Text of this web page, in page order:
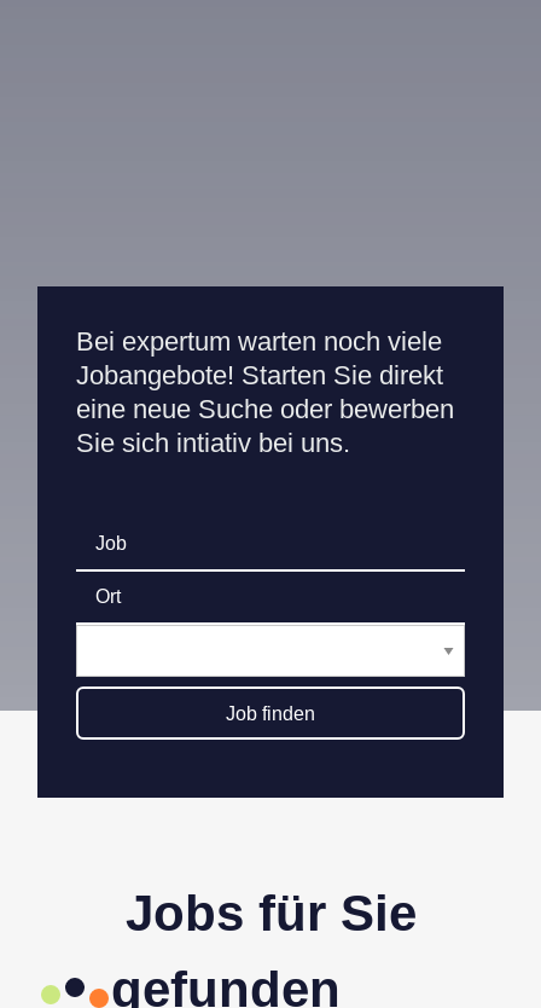
Bei expertum warten noch viele
Jobangebote! Starten Sie direkt
eine neue Suche oder bewerben
Sie sich intiativ bei uns.